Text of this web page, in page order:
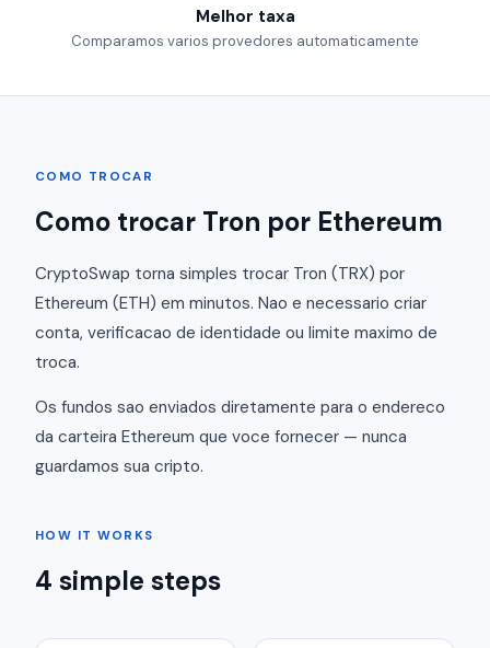
Melhor taxa
Comparamos varios provedores automaticamente
COMO TROCAR
Como trocar Tron por Ethereum
CryptoSwap torna simples trocar Tron (TRX) por
Ethereum (ETH) em minutos. Nao e necessario criar
conta, verificacao de identidade ou limite maximo de
troca.
Os fundos sao enviados diretamente para o endereco
da carteira Ethereum que voce fornecer — nunca
guardamos sua cripto.
HOW IT WORKS
4 simple steps